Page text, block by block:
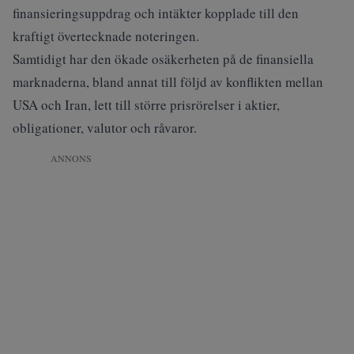
finansieringsuppdrag och intäkter kopplade till den
kraftigt övertecknade noteringen.
Samtidigt har den ökade osäkerheten på de finansiella
marknaderna, bland annat till följd av konflikten mellan
USA och Iran, lett till större prisrörelser i aktier,
obligationer, valutor och råvaror.
ANNONS